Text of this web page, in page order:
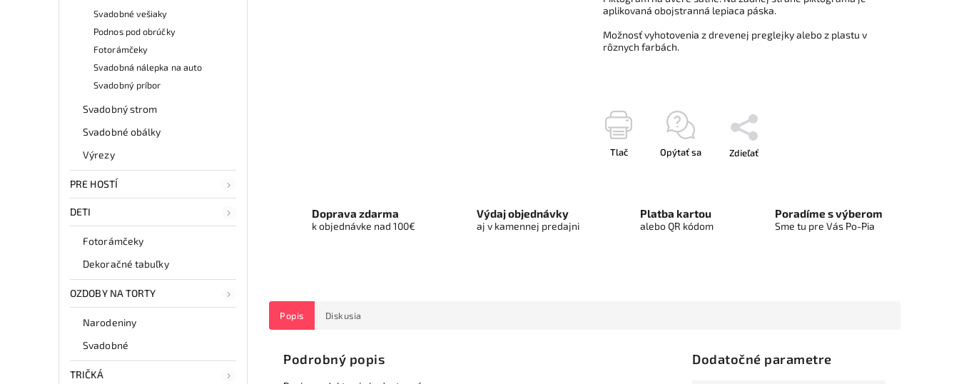
Svadobné vešiaky
Podnos pod obrúčky
Fotorámčeky
Svadobná nálepka na auto
Svadobný príbor
Svadobný strom
Svadobné obálky
Výrezy
PRE HOSTÍ
DETI
Fotorámčeky
Dekoračné tabuľky
OZDOBY NA TORTY
Narodeniny
Svadobné
TRIČKÁ
aplikovaná obojstranná lepiaca páska.
Možnosť vyhotovenia z drevenej preglejky alebo z plastu v
rôznych farbách.
Tlač Opýtať sa Zdieľať
Doprava zdarma
k objednávke nad 100€
Výdaj objednávky
aj v kamennej predajni
Platba kartou
alebo QR kódom
Poradíme s výberom
Sme tu pre Vás Po-Pia
Popis Diskusia
Podrobný popis Dodatočné parametre